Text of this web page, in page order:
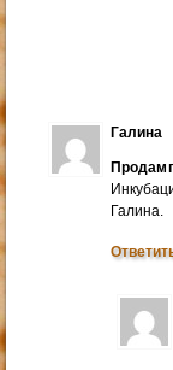
Галина
Продам
Галина.